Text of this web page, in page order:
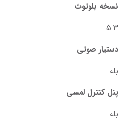
نسخه بلوتوث
5.3
دستیار صوتی
بله
پنل کنترل لمسی
بله